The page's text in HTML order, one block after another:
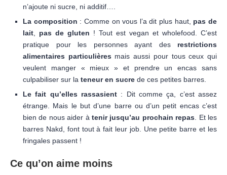
n’ajoute ni sucre, ni additif….
La composition : Comme on vous l’a dit plus haut, pas de
lait
pas de gluten ! Tout est vegan et wholefood. C’est
pratique pour les personnes ayant des restrictions
alimentaires particulièresmais aussi pour tous ceux qui
veulent manger « mieux » et prendre un encas sans
culpabiliser sur la teneur en sucre de ces petites barres.
Le fait qu’elles rassasient : Dit comme ça, c’est assez
étrange. Mais le but d’une barre ou d’un petit encas c’est
bien de nous aider à tenir jusqu’au prochain repas . Et les
barres Nakd, font tout à fait leur job. Une petite barre et les
fringales passent !
Ce qu’on aime moins